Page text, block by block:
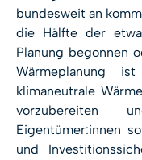
bundesweit an
die Hälfte der
Planung begonnen
Wärmeplanung
klimaneutrale
vorzubereiten
Eigentümer:innen
und